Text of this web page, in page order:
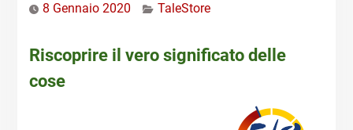
8 Gennaio 2020 TaleStore
Riscoprire il vero significato delle
cose